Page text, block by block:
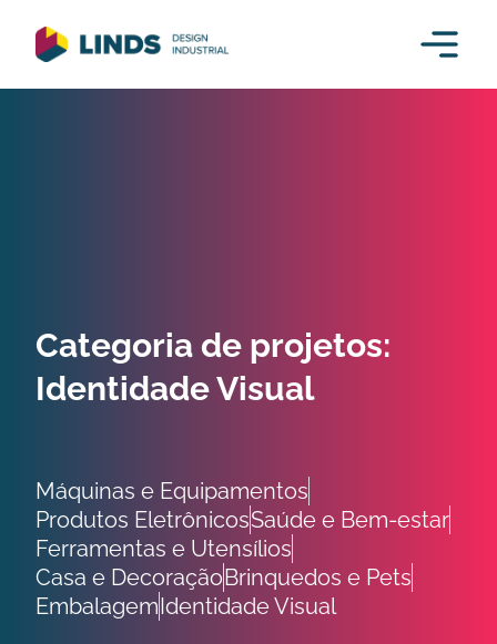
Categoria de projetos:
Identidade Visual
Máquinas e Equipamentos
Produtos EletrônicosSaúde e Bem-estar
Ferramentas e Utensílios
Casa e DecoraçãoBrinquedos e Pets
EmbalagemIdentidade Visual